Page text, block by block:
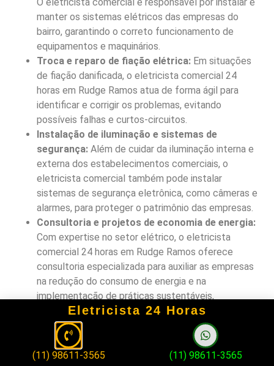
manter os sistemas elétricos das empresas do
bairro, garantindo o correto funcionamento de
equipamentos e maquinários.
Troca e reparo de fiação elétrica: Em situações
de fiação danificada, o eletricista comercial 24
horas em Rudge Ramos atua de forma ágil para
identificar e corrigir os problemas, evitando
possíveis falhas e curtos-circuitos.
Instalação de iluminação e sistemas de
segurança: Além de cuidar da iluminação interna e
externa dos estabelecimentos comerciais, o
eletricista comercial também pode instalar
sistemas de segurança eletrônica, como câmeras e
alarmes, para proteger o patrimônio das empresas.
Consultoria e projetos de economia de energia:
Com expertise no setor elétrico, o eletricista
comercial 24 horas em Rudge Ramos oferece
consultoria especializada para auxiliar as empresas
na redução do consumo de energia e na
implementação de práticas sustentáveis,
contribuindo para a economia financeira e ambiental.
Ter um eletricista comercial disponível 24 horas por dia
em Rudge Ramos não apenas garante a segurança e o
funcionamento contínuo das operações comerciais, mas
Eletricista 24 Horas
(11) 98611-3565 (11) 98611-3565